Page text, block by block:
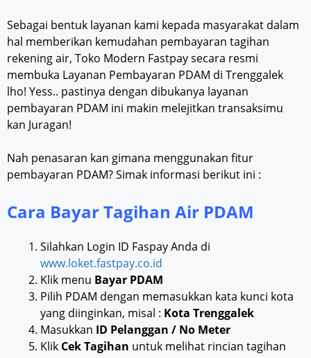
Sebagai bentuk layanan kami kepada masyarakat dalam
hal memberikan kemudahan pembayaran tagihan
rekening air, Toko Modern Fastpay secara resmi
membuka Layanan Pembayaran PDAM di Trenggalek
lho! Yess.. pastinya dengan dibukanya layanan
pembayaran PDAM ini makin melejitkan transaksimu
kan Juragan!
Nah penasaran kan gimana menggunakan fitur
pembayaran PDAM? Simak informasi berikut ini :
Cara Bayar Tagihan Air PDAM
Silahkan Login ID Faspay Anda di
www.loket.fastpay.co.id
Klik menu Bayar PDAM
Pilih PDAM dengan memasukkan kata kunci kota
yang diinginkan, misal : Kota Trenggalek
Masukkan ID Pelanggan / No Meter
Klik Cek Tagihan untuk melihat rincian tagihan